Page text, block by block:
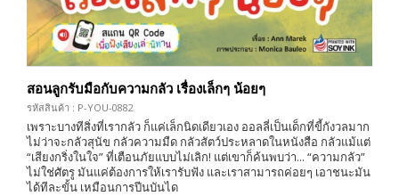
สอนลูกรับมือกับความกลัว เรื่องเล็กๆ น้อยๆ
รหัสสินค้า : P-YOU-0882
เพราะบางทีสิ่งที่เรากลัว ก็แค่เล็กนิดเดียวเอง ออลลี่เป็นเด็กที่ขี้กังวลมาก
ไม่ว่าจะกลัวสุนัข กลัวความมืด กลัวสัตว์ประหลาดในหนังสือ กลัวแม้แต่
“เสียงกริ่งในใจ” ที่เตือนภัยแบบไม่เลิก! แต่เขาก็ค้นพบว่า... “ความกลัว”
ไม่ใช่ศัตรู มันแค่ต้องการให้เรารับฟัง และเราสามารถค่อยๆ เอาชนะมัน
ได้ทีละขั้น เหมือนการปีนบันได